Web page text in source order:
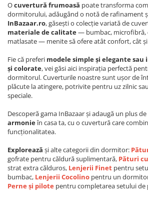
Ocuvertură frumoasă poate transforma
dormitorului, adăugând o notă de rafinament
InBazaar.ro, găsești o colecție variată de
materiale de calitate— bumbac, microfibră,
matlasate — menite să ofere atât confort, cât
Fie că preferi modele simple și elegante
și colorate, vei găsi aici inspirația perfectă
dormitorul. Cuverturile noastre sunt ușor de
plăcute la atingere, potrivite pentru uz zilnic
speciale.
Descoperă gama InBazaar și adaugă un plus de
armonieîn casa ta, cu o cuvertură care
funcționalitatea.
Explorează și alte categorii din dormitor:
gofrate pentru căldură suplimentară, Pături
strat extra călduros, Lenjerii Finet pentru
bumbac, Lenjerii Cocolino pentru un
Perne și pilote pentru completarea setului de